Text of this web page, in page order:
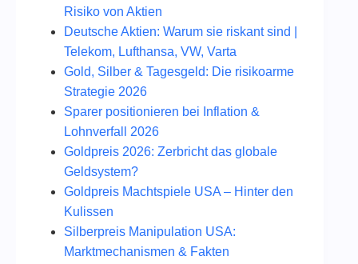
Risiko von Aktien
Deutsche Aktien: Warum sie riskant sind |
Telekom, Lufthansa, VW, Varta
Gold, Silber & Tagesgeld: Die risikoarme
Strategie 2026
Sparer positionieren bei Inflation &
Lohnverfall 2026
Goldpreis 2026: Zerbricht das globale
Geldsystem?
Goldpreis Machtspiele USA – Hinter den
Kulissen
Silberpreis Manipulation USA:
Marktmechanismen & Fakten